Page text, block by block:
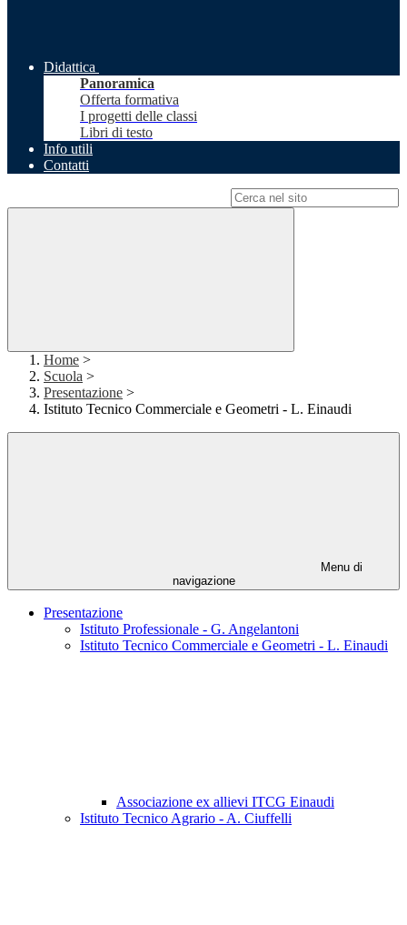
Didattica
Panoramica
Offerta formativa
I progetti delle classi
Libri di testo
Info utili
Contatti
Home >
Scuola >
Presentazione >
Istituto Tecnico Commerciale e Geometri - L. Einaudi
Menu di
navigazione
Presentazione
Istituto Professionale - G. Angelantoni
Istituto Tecnico Commerciale e Geometri - L. Einaudi
Associazione ex allievi ITCG Einaudi
Istituto Tecnico Agrario - A. Ciuffelli